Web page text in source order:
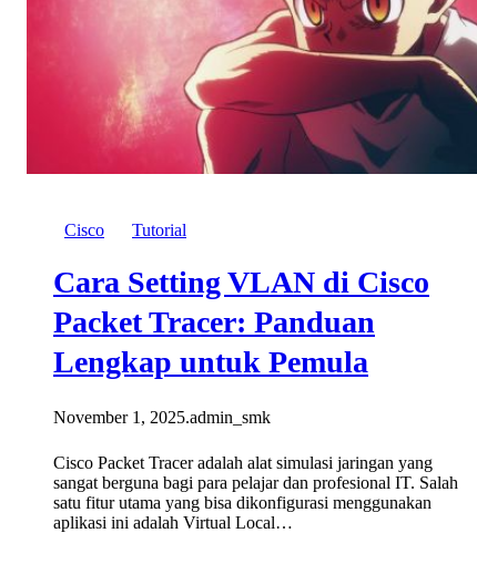
Cisco Tutorial
Cara Setting VLAN di Cisco
Packet Tracer: Panduan
Lengkap untuk Pemula
November 1, 2025.admin_smk
Cisco Packet Tracer adalah alat simulasi jaringan yang
sangat berguna bagi para pelajar dan profesional IT. Salah
satu fitur utama yang bisa dikonfigurasi menggunakan
aplikasi ini adalah Virtual Local…